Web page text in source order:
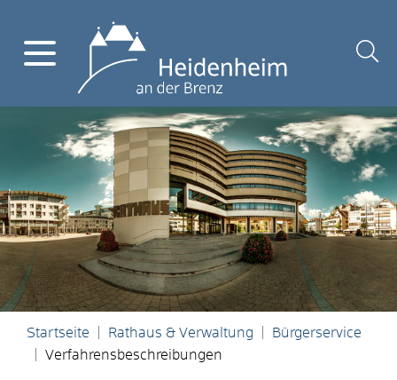
Startseite Rathaus & Verwaltung
Bürgerservice
Verfahrensbeschreibungen